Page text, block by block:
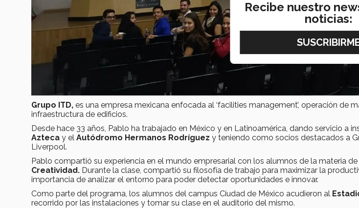
Grupo ITD, es una empresa mexicana enfocada al ‘facilities management’, operación de
infraestructura de edificios.
Desde hace 33 años, Pablo ha trabajado en México y en Latinoamérica, dando servicio a
Azteca y el Autódromo Hermanos Rodríguez y teniendo como socios destacados a
Liverpool.
Pablo compartió su experiencia en el mundo empresarial con los alumnos de la materia de
Creatividad. Durante la clase, compartió su filosofía de trabajo para maximizar la
importancia de analizar el entorno para poder detectar oportunidades e innovar.
Como parte del programa, los alumnos del campus Ciudad de México acudieron al
recorrido por las instalaciones y tomar su clase en el auditorio del mismo.
Recibe nuestro
noticias: